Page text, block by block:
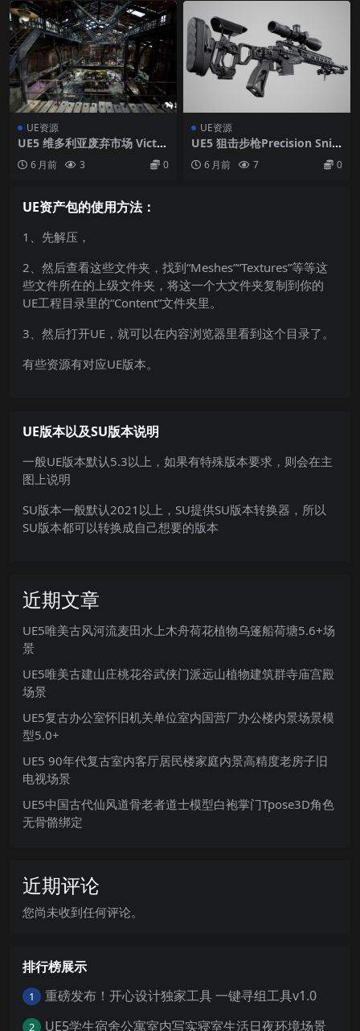
UE资源
UE5 维多利亚废弃市场 Victor
actory Building
6 月前 3 0
UE资源
UE5 狙击步枪Precision Snip
6 月前 7 0
UE资产包的使用方法：
1、先解压，
2、然后查看这些文件夹，找到“Meshes”“Textures”等等这
些文件所在的上级文件夹，将这一个大文件夹复制到你的
UE工程目录里的“Content”文件夹里。
3、然后打开UE，就可以在内容浏览器里看到这个目录了。
有些资源有对应UE版本。
UE版本以及SU版本说明
一般UE版本默认5.3以上，如果有特殊版本要求，则会在主
图上说明
SU版本一般默认2021以上，SU提供SU版本转换器，所以
SU版本都可以转换成自己想要的版本
近期文章
UE5唯美古风河流麦田水上木舟荷花植物乌篷船荷塘5.6+场
景
UE5唯美古建山庄桃花谷武侠门派远山植物建筑群寺庙宫殿
场景
UE5复古办公室怀旧机关单位室内国营厂办公楼内景场景模
型5.0+
UE5 90年代复古室内客厅居民楼家庭内景高精度老房子旧
电视场景
UE5中国古代仙风道骨老者道士模型白袍掌门Tpose3D角色
无骨骼绑定
近期评论
您尚未收到任何评论。
排行榜展示
1 重磅发布！开心设计独家工具 一键寻组工具v1.0
2 UE5学生宿舍公寓室内写实寝室生活日夜环境场景